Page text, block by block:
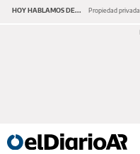
HOY HABLAMOS DE... Propiedad privada